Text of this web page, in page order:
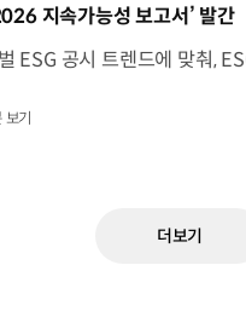
지속가능성 보고서’ 발간
기
더보기